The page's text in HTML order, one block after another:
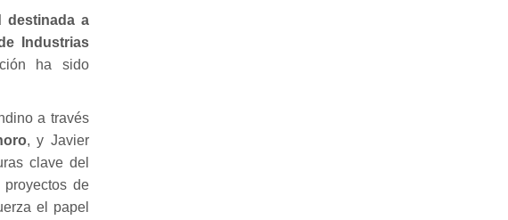
destinada a
Industrias
ha sido
a través
, y Javier
clave del
de
el papel